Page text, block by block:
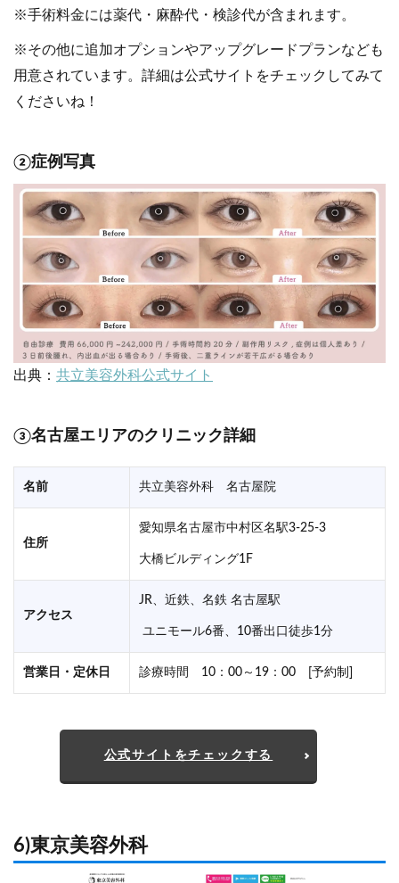
※手術料金には薬代・麻酔代・検診代が含まれます。
※その他に追加オプションやアップグレードプランなども
用意されています。詳細は公式サイトをチェックしてみて
くださいね！
②症例写真
出典： 共立美容外科公式サイト
③名古屋エリアのクリニック詳細
名前 共立美容外科 名古屋院
住所
愛知県名古屋市中村区名駅3-25-3
大橋ビルディング1F
アクセス
JR、近鉄、名鉄 名古屋駅
ユニモール6番、10番出口徒歩1分
営業日・定休日 診療時間 10：00～19：00 [予約制]
公式サイトをチェックする
6)東京美容外科